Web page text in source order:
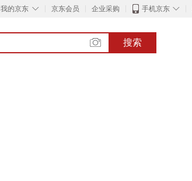
◇
我的京东 京东会员 企业采购 ◇
手机京东
搜索